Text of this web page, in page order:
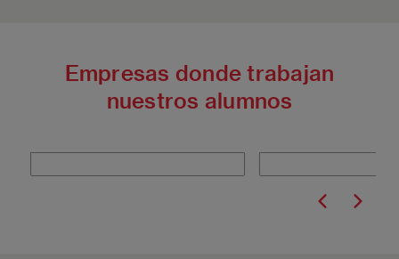
Empresas donde trabajan
nuestros alumnos